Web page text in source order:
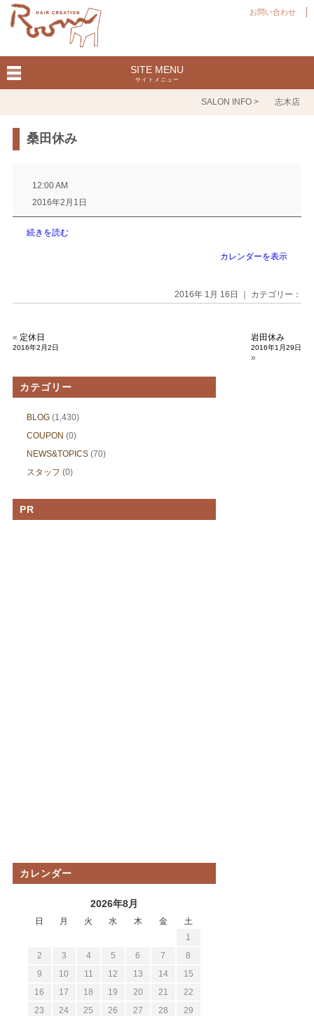
お問い合わせ
SITE MENU
サイトメニュー
SALON INFO > 志木店
桑田休み
12:00 AM
2016年2月1日
続きを読む
カレンダーを表示
2016年 1月 16日 ｜ カテゴリー：
« 定休日
2016年2月2日
岩田休み
2016年1月29日
»
カテゴリー
BLOG(1,430)
COUPON (0)
NEWS&TOPICS(70)
スタッフ (0)
PR
カレンダー
2026年8月
日 月 火 水 木 金
土
1
2
3 4 5 6 7
8
9
10 11 12 13 14
15
16
17 18 19 20 21
22
23
24 25 26 27 28
29